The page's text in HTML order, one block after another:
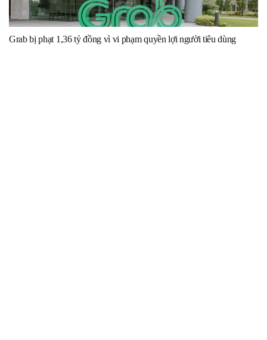
Grab bị phạt 1,36 tỷ đồng vì vi phạm quyền lợi người tiêu dùng